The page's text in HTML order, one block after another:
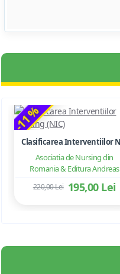
-11 %
Asociatia de Nursing din
Romania & Editura Andreas
195,00 Lei
220,00 Lei